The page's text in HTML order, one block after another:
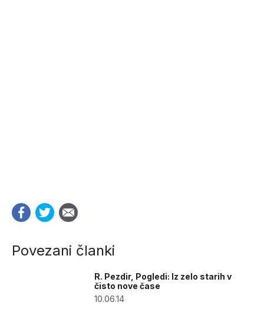
Povezani članki
R. Pezdir, Pogledi: Iz zelo starih v
čisto nove čase
10.06.14